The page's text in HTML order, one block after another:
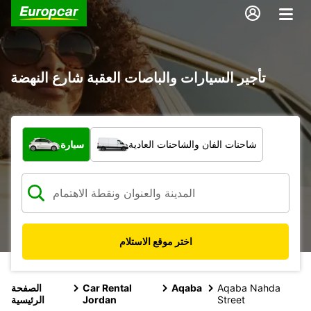
تأجير السيارات والباصات العقبة شارع النهضة
ما نوع المركبة؟
سيارة شاحنات الفان والشاحنات العادية
اختر موقع الاستلام
الصفحة
الرئيسية
Car Rental
Jordan
Aqaba
Aqaba Nahda
Street